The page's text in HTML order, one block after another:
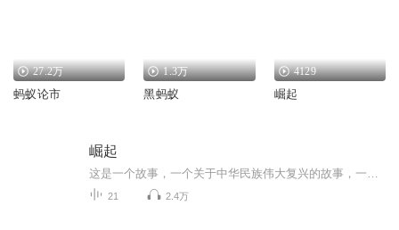
27.2万
蚂蚁论市
1.3万
黑蚂蚁
4129
崛起
崛起
21 2.4万